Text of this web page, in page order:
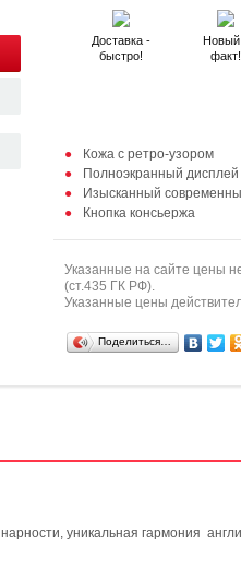
Доставка -
быстро!
факт!
Кожа с ретро-узором
Полноэкранный дисплей
Изысканный
Кнопка консьержа
Указанные на сайте цены
(ст.435 ГК РФ).
Указанные цены
Поделиться…
уникальная гармония